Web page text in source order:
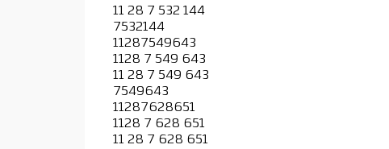
11 28 7 532 144
7532144
11287549643
1128 7 549 643
11 28 7 549 643
7549643
11287628651
1128 7 628 651
11 28 7 628 651